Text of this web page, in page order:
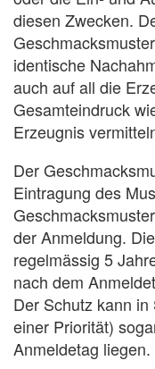
diesen Zwecken.
identische
auch auf all die
Gesamteindruck
Erzeugnis
Der
Eintragung des
der Anmeldung.
regelmässig 5
nach dem
Der Schutz kann
einer Priorität)
Anmeldetag liegen.